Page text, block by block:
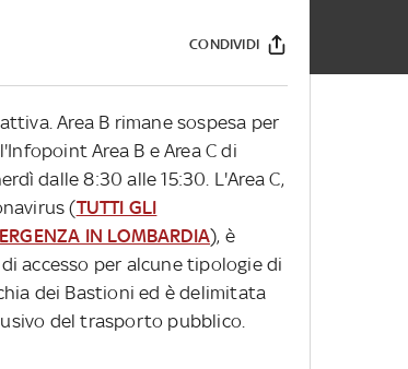
CONDIVIDI
Area B rimane sospesa per
Area B e Area C di
dalle 8:30 alle 15:30. L'Area C,
(TUTTI GLI
IN LOMBARDIA), è
accesso per alcune tipologie di
dei Bastioni ed è delimitata
del trasporto pubblico.